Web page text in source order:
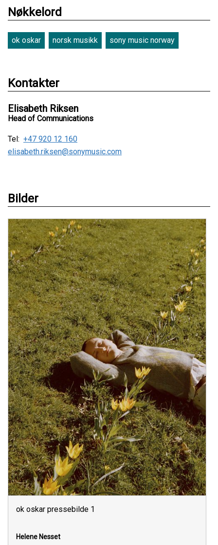
Nøkkelord
ok oskar norsk musikk sony music norway
Kontakter
Elisabeth Riksen
Head of Communications
Tel: +47 920 12 160
elisabeth.riksen@sonymusic.com
Bilder
ok oskar pressebilde 1
Helene Nesset